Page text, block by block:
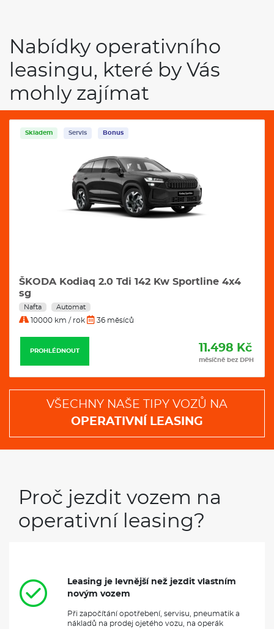
Nabídky operativního
leasingu, které by Vás
mohly zajímat
Skladem Servis Bonus
HYUNDAI Santa Fe 1.6 T-Gdi Hev Comfort 4x4
Auto 7 Míst
Benzín Automat
10000 km / rok 36 měsíců
PROHLÉDNOUT 11.877 Kč
měsíčně bez DPH
VŠECHNY NAŠE TIPY VOZŮ NA
OPERATIVNÍ LEASING
Proč jezdit vozem na
operativní leasing?
Leasing je levnější než jezdit vlastním
novým vozem
Při započítání opotřebení, servisu, pneumatik a
nákladů na prodej ojetého vozu, na operák